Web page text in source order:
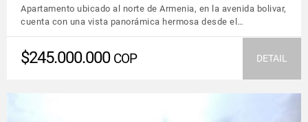
Apartamento ubicado al norte de Armenia, en la avenida bolivar,
cuenta con una vista panorámica hermosa desde el…
$245.000.000 COP DETAIL